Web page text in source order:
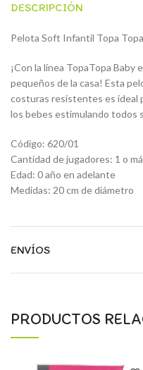
DESCRIPCIÓN
Pelota Soft Infantil Topa Topa
¡Con la línea TopaTopa Baby
pequeños de la casa! Esta
costuras resistentes es ideal
los bebes estimulando todos
Código: 620/01
Cantidad de jugadores: 1 o
Edad: 0 año en adelante
Medidas: 20 cm de diámetro
ENVÍOS
PRODUCTOS